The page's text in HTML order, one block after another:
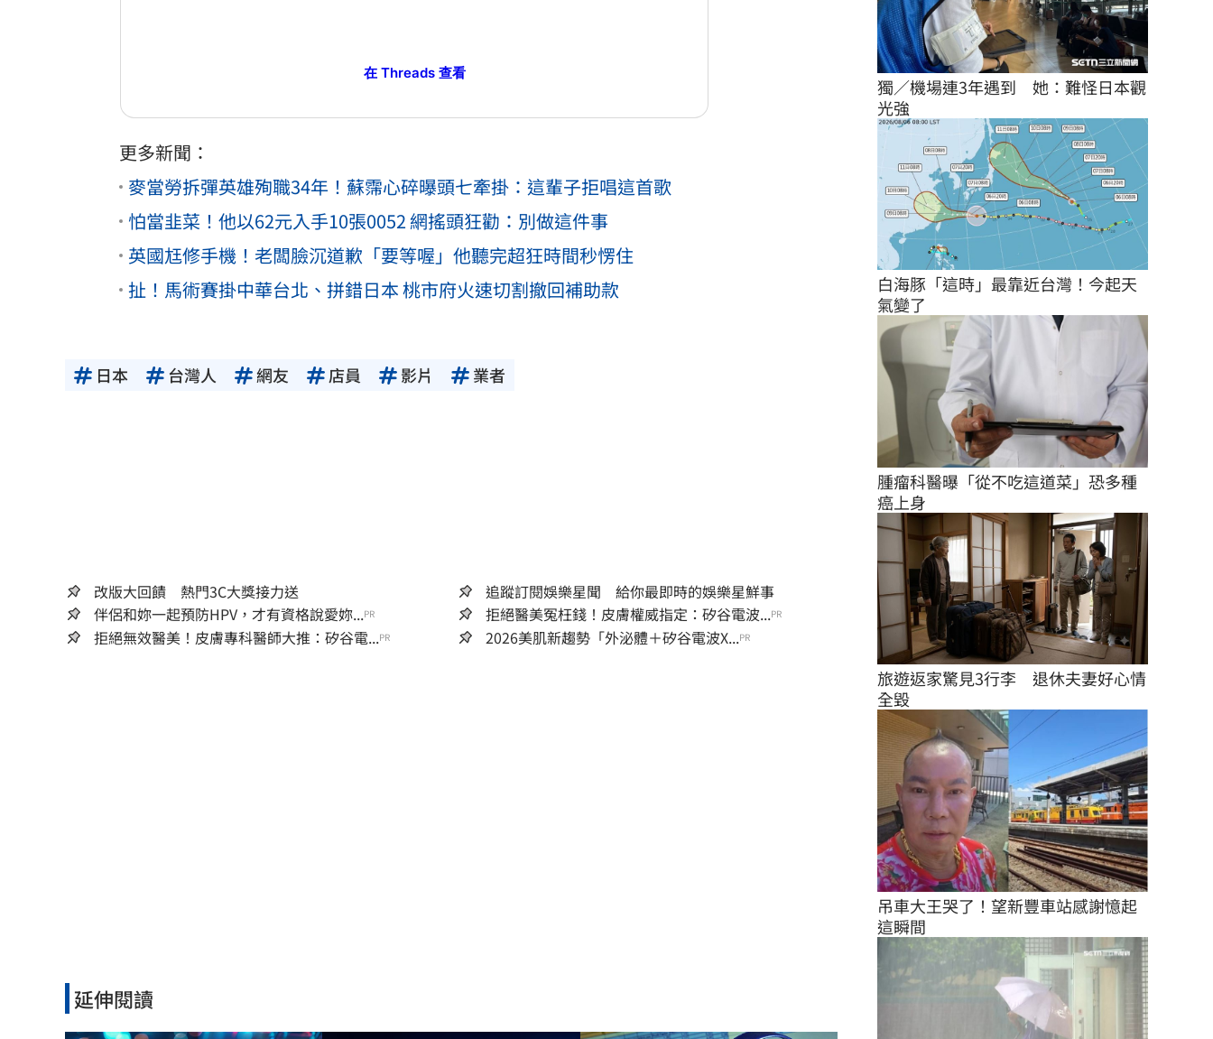
在 Threads 查看
更多新聞：
麥當勞拆彈英雄殉職34年！蘇霈心碎曝頭七牽掛：這輩子拒唱這首歌
怕當韭菜！他以62元入手10張0052 網搖頭狂勸：別做這件事
英國尪修手機！老闆臉沉道歉「要等喔」他聽完超狂時間秒愣住
扯！馬術賽掛中華台北、拼錯日本 桃市府火速切割撤回補助款
日本 台灣人 網友 店員 影片 業者
改版大回饋 熱門3C大獎接力送
追蹤訂閱娛樂星聞 給你最即時的娛樂星鮮事
伴侶和妳一起預防HPV，才有資格說愛妳...PR 拒絕醫美冤枉錢！皮膚權威指定：矽谷電波...PR
拒絕無效醫美！皮膚專科醫師大推：矽谷電...PR 2026美肌新趨勢「外泌體＋矽谷電波X...PR
延伸閱讀
獨／機場連3年遇到　她：難怪日本觀
光強
白海豚「這時」最靠近台灣！今起天
氣變了
腫瘤科醫曝「從不吃這道菜」恐多種
癌上身
旅遊返家驚見3行李　退休夫妻好心情
全毀
吊車大王哭了！望新豐車站感謝憶起
這瞬間